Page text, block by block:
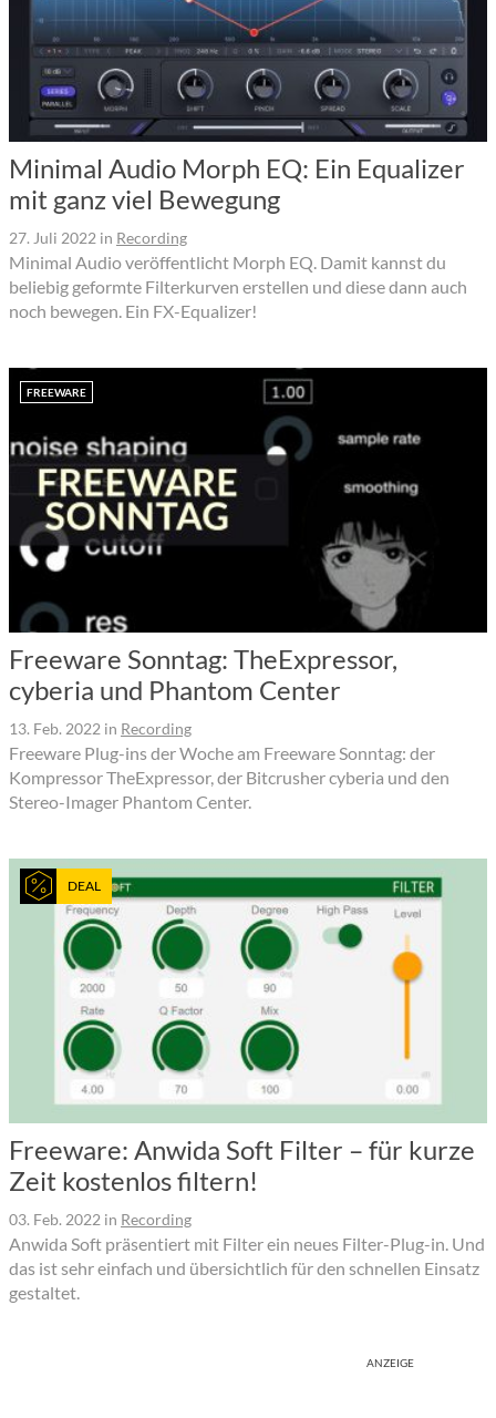
Minimal Audio Morph EQ: Ein Equalizer
mit ganz viel Bewegung
27. Juli 2022 in Recording
Minimal Audio veröffentlicht Morph EQ. Damit kannst du
beliebig geformte Filterkurven erstellen und diese dann auch
noch bewegen. Ein FX-Equalizer!
FREEWARE
Freeware Sonntag: TheExpressor,
cyberia und Phantom Center
13. Feb. 2022 in Recording
Freeware Plug-ins der Woche am Freeware Sonntag: der
Kompressor TheExpressor, der Bitcrusher cyberia und den
Stereo-Imager Phantom Center.
DEAL
Freeware: Anwida Soft Filter – für kurze
Zeit kostenlos filtern!
03. Feb. 2022 in Recording
Anwida Soft präsentiert mit Filter ein neues Filter-Plug-in. Und
das ist sehr einfach und übersichtlich für den schnellen Einsatz
gestaltet.
ANZEIGE